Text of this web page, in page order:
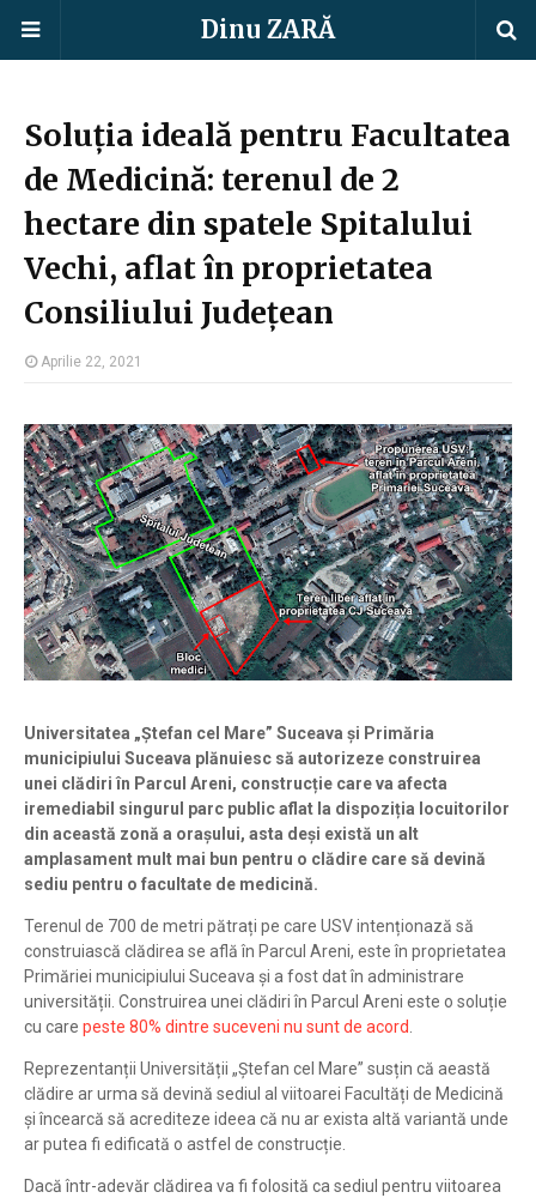
Dinu ZARĂ
Soluția ideală pentru Facultatea
de Medicină: terenul de 2
hectare din spatele Spitalului
Vechi, aflat în proprietatea
Consiliului Județean
Aprilie 22, 2021
Universitatea „Ștefan cel Mare” Suceava și Primăria
municipiului Suceava plănuiesc să autorizeze construirea
unei clădiri în Parcul Areni, construcție care va afecta
iremediabil singurul parc public aflat la dispoziția locuitorilor
din această zonă a orașului, asta deși există un alt
amplasament mult mai bun pentru o clădire care să devină
sediu pentru o facultate de medicină.
Terenul de 700 de metri pătrați pe care USV intenționază să
construiască clădirea se află în Parcul Areni, este în proprietatea
Primăriei municipiului Suceava și a fost dat în administrare
universității. Construirea unei clădiri în Parcul Areni este o soluție
cu care peste 80% dintre suceveni nu sunt de acord
Reprezentanții Universității „Ștefan cel Mare” susțin că aeastă
clădire ar urma să devină sediul al viitoarei Facultăți de Medicină
și încearcă să acrediteze ideea că nu ar exista altă variantă unde
ar putea fi edificată o astfel de construcție.
Dacă într-adevăr clădirea va fi folosită ca sediul pentru viitoarea